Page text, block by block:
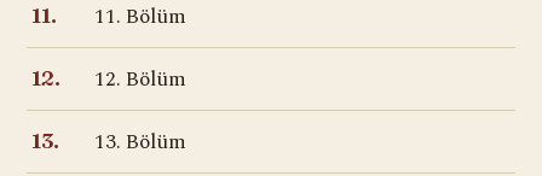
11. 11. Bölüm
12. 12. Bölüm
13. 13. Bölüm